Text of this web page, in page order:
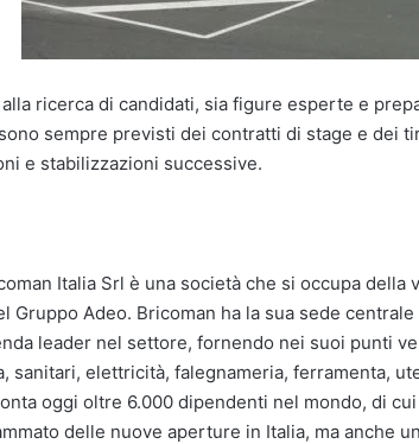
alla ricerca di candidati, sia figure esperte e
sempre previsti dei contratti di stage e dei
e stabilizzazioni successive.
Italia Srl è una società che si occupa
Gruppo Adeo. Bricoman ha la sua sede
leader nel settore, fornendo nei suoi punti
sanitari, elettricità, falegnameria, ferramenta,
oggi oltre 6.000 dipendenti nel mondo, di
delle nuove aperture in Italia, ma anche